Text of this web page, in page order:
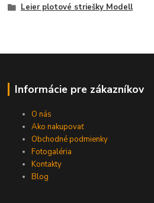
Leier plotové striešky Modell
Informácie pre zákazníkov
O nás
Ako nakupovať
Obchodné podmienky
Fotogaléria
Kontakty
Blog